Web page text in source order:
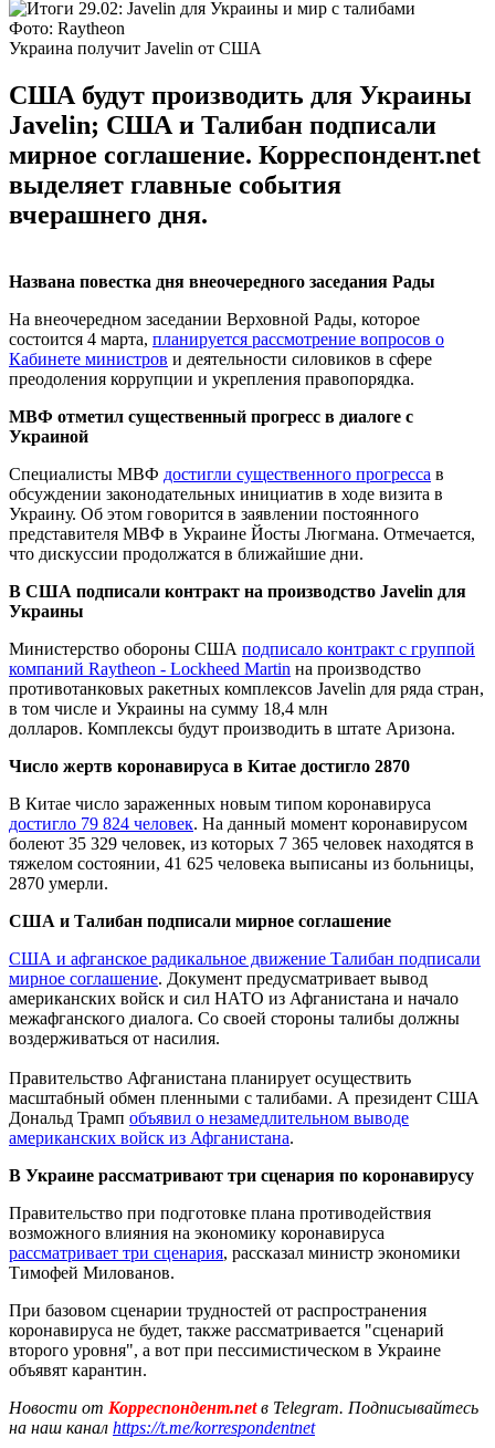
Фото: Raytheon
Украина получит Javelin от США
США будут производить для Украины
Javelin; США и Талибан подписали
мирное соглашение. Корреспондент.net
выделяет главные события
вчерашнего дня.
Названа повестка дня внеочередного заседания Рады
На внеочередном заседании Верховной Рады, которое
состоится 4 марта, планируется рассмотрение вопросов о
Кабинете министров и деятельности силовиков в сфере
преодоления коррупции и укрепления правопорядка.
МВФ отметил существенный прогресс в диалоге с
Украиной
Специалисты МВФ достигли существенного прогресса в
обсуждении законодательных инициатив в ходе визита в
Украину. Об этом говорится в заявлении постоянного
представителя МВФ в Украине Йосты Люгмана. Отмечается,
что дискуссии продолжатся в ближайшие дни.
В США подписали контракт на производство Javelin для
Украины
Министерство обороны США подписало контракт с группой
компаний Raytheon - Lockheed Martin на производство
противотанковых ракетных комплексов Javelin для ряда стран,
в том числе и Украины на сумму 18,4 млн
долларов. Комплексы будут производить в штате Аризона.
Число жертв коронавируса в Китае достигло 2870
В Китае число зараженных новым типом коронавируса
достигло 79 824 человек. На данный момент коронавирусом
болеют 35 329 человек, из которых 7 365 человек находятся в
тяжелом состоянии, 41 625 человека выписаны из больницы,
2870 умерли.
США и Талибан подписали мирное соглашение
США и афганское радикальное движение Талибан подписали
мирное соглашение. Документ предусматривает вывод
американских войск и сил НАТО из Афганистана и начало
межафганского диалога. Со своей стороны талибы должны
воздерживаться от насилия.
Правительство Афганистана планирует осуществить
масштабный обмен пленными с талибами. А президент США
Дональд Трамп объявил о незамедлительном выводе
американских войск из Афганистана.
В Украине рассматривают три сценария по коронавирусу
Правительство при подготовке плана противодействия
возможного влияния на экономику коронавируса
рассматривает три сценария, рассказал министр экономики
Тимофей Милованов.
При базовом сценарии трудностей от распространения
коронавируса не будет, также рассматривается "сценарий
второго уровня", а вот при пессимистическом в Украине
объявят карантин.
Новости от Корреспондент.netв Telegram. Подписывайтесь
на наш канал https://t.me/korrespondentnet